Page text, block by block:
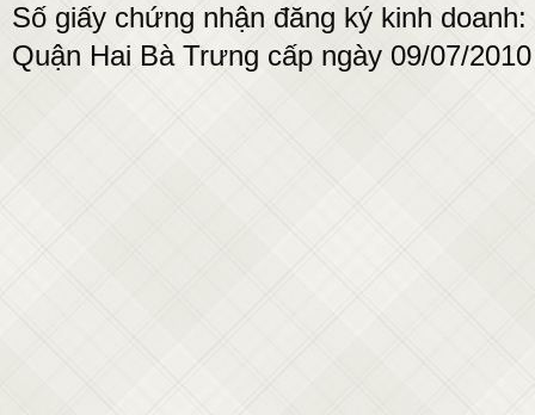
Số giấy chứng nhận đăng ký kinh
Quận Hai Bà Trưng cấp ngày 09/07/2010